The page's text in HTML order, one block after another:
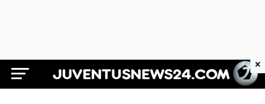
Juventus News 24
×